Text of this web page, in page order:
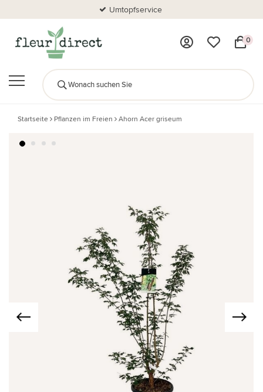
Umtopfservice
0
Startseite Pflanzen im Freien Ahorn Acer griseum